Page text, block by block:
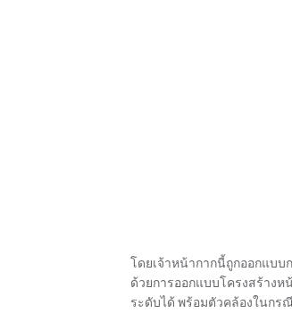
โดยเจ้าหน้ากากนี้ถูกออกแบ
ด้วยการออกแบบโครงสร้างห
ระดับได้ พร้อมตัวคล้องในกร